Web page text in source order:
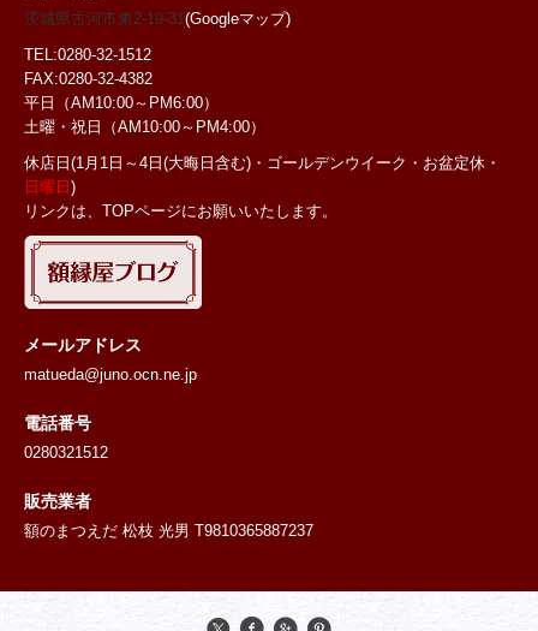
茨城県古河市東2-19-31 (Googleマップ)
TEL:0280-32-1512
FAX:0280-32-4382
平日（AM10:00～PM6:00）
土曜・祝日
（AM10:00～PM4:00）
休店日(1月1日～4日(大晦日含む)・ゴールデンウイーク・お盆定休・
日曜日 )
リンクは、TOPページにお願いいたします。
メールアドレス
matueda@juno.ocn.ne.jp
電話番号
0280321512
販売業者
額のまつえだ 松枝 光男 T9810365887237